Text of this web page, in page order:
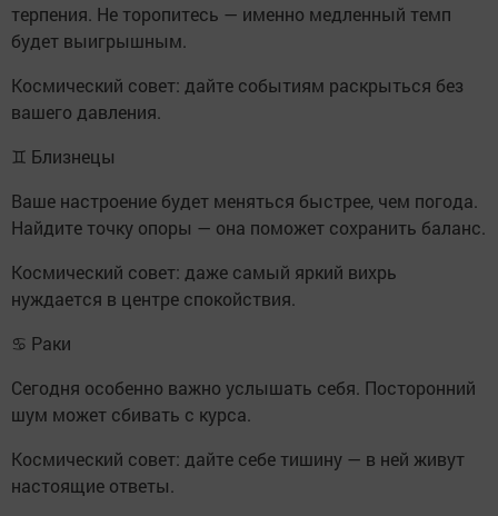
терпения. Не торопитесь — именно медленный темп
будет выигрышным.
Космический совет: дайте событиям раскрыться без
вашего давления.
♊ Близнецы
Ваше настроение будет меняться быстрее, чем погода.
Найдите точку опоры — она поможет сохранить баланс.
Космический совет: даже самый яркий вихрь
нуждается в центре спокойствия.
♋ Раки
Сегодня особенно важно услышать себя. Посторонний
шум может сбивать с курса.
Космический совет: дайте себе тишину — в ней живут
настоящие ответы.